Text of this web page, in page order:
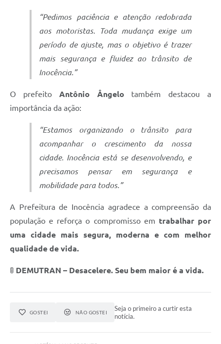
“Pedimos paciência e atenção redobrada
aos motoristas. Toda mudança exige um
período de ajuste, mas o objetivo é trazer
mais segurança e fluidez ao trânsito de
Inocência.”
O prefeito Antônio Ângelo também destacou a
importância da ação:
“Estamos organizando o trânsito para
acompanhar o crescimento da nossa
cidade. Inocência está se desenvolvendo, e
precisamos pensar em segurança e
mobilidade para todos.”
A Prefeitura de Inocência agradece a compreensão da
população e reforça o compromisso em trabalhar por
uma cidade mais segura, moderna e com melhor
qualidade de vida.
🚦 DEMUTRAN – Desacelere. Seu bem maior é a vida.
GOSTEI NÃO GOSTEI
Seja o primeiro a curtir esta
notícia.